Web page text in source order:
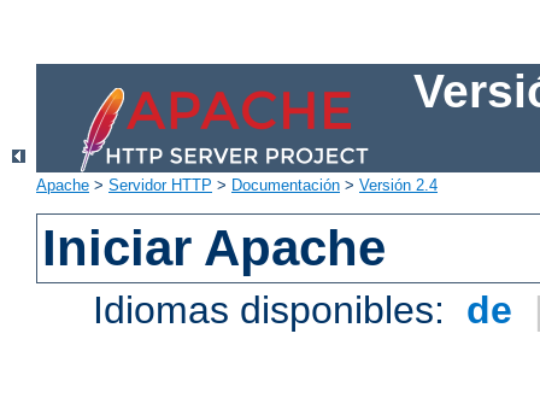
Apache > Servidor HTTP > Documentación > Versión 2.4
Iniciar Apache
Idiomas disponibles: de